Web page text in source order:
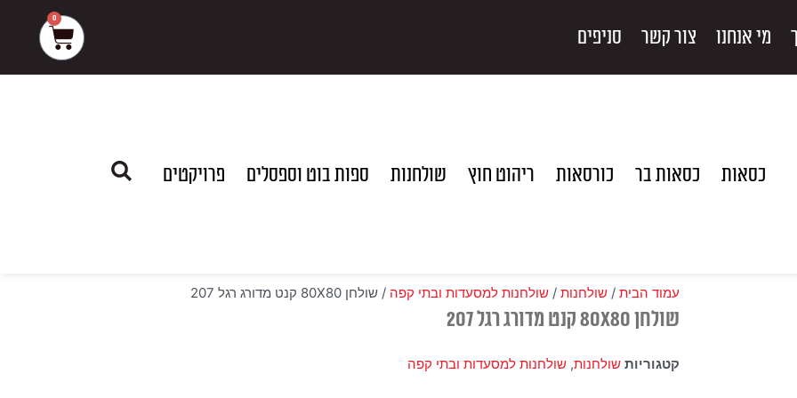
מי אנחנו צור קשר סניפים
0
עגלת
קניות
כסאות כסאות בר כורסאות ריהוט חוץ שולחנות ספות בוט וספסלים פרויקטים
עמוד הבית / שולחנות / שולחנות למסעדות ובתי קפה / שולחן 80X80 קנט מדורג רגל 207
שולחן 80X80 קנט מדורג רגל 207
קטגוריות שולחנות, שולחנות למסעדות ובתי קפה